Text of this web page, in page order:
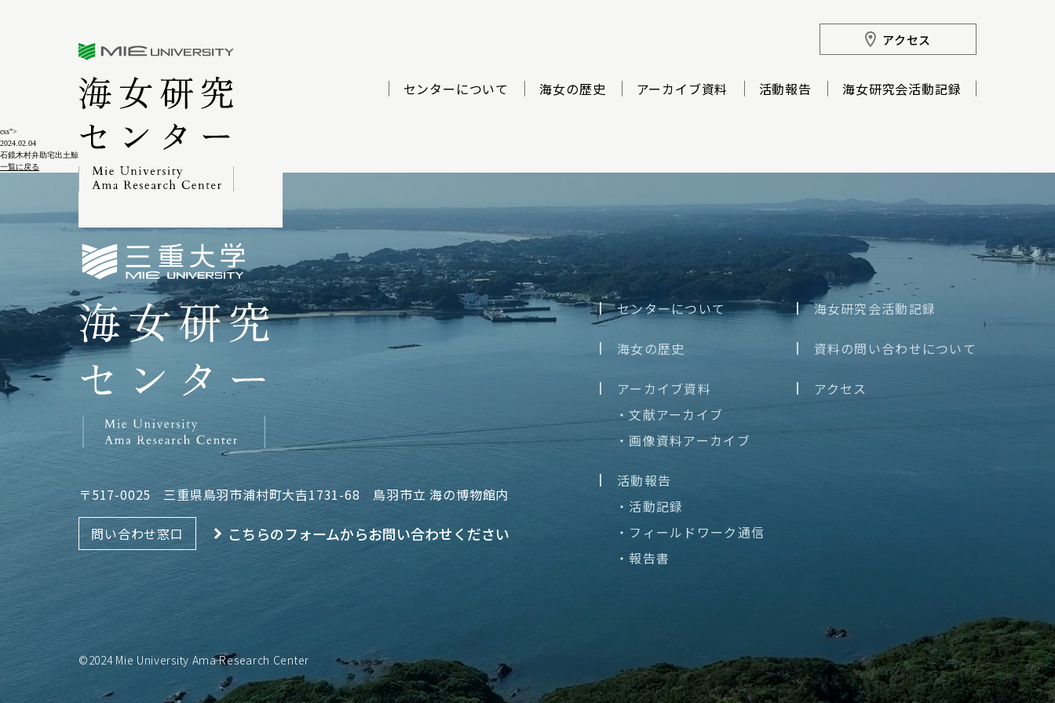
css">
アクセス
センターについて 海女の歴史 アーカイブ資料 活動報告 海女研究会活動記録
2024.02.04
石鏡木村弁助宅出土鯨骨5-4-3
一覧に戻る
〒517-0025 三重県鳥羽市浦村町大吉1731-68 鳥羽市立 海の博物館内
問い合わせ窓口 こちらのフォームからお問い合わせください
センターについて
海女の歴史
アーカイブ資料
・文献アーカイブ
・画像資料アーカイブ
活動報告
・活動記録
・フィールドワーク通信
・報告書
海女研究会活動記録
資料の問い合わせについて
アクセス
©2024 Mie University Ama Research Center